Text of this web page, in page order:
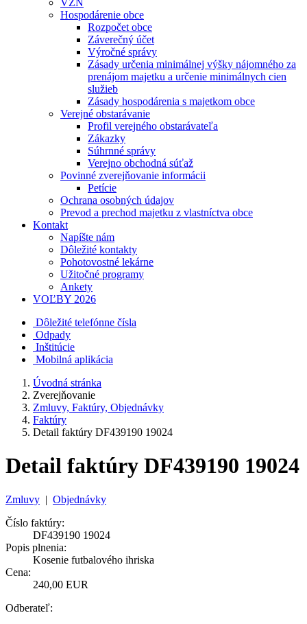
VZN
Hospodárenie obce
Rozpočet obce
Záverečný účet
Výročné správy
Zásady určenia minimálnej výšky nájomného za
prenájom majetku a určenie minimálnych cien
služieb
Zásady hospodárenia s majetkom obce
Verejné obstarávanie
Profil verejného obstarávateľa
Zákazky
Súhrnné správy
Verejno obchodná súťaž
Povinné zverejňovanie informácii
Petície
Ochrana osobných údajov
Prevod a prechod majetku z vlastníctva obce
Kontakt
Napíšte nám
Dôležité kontakty
Pohotovostné lekárne
Užitočné programy
Ankety
VOĽBY 2026
Dôležité telefónne čísla
Odpady
Inštitúcie
Mobilná aplikácia
Úvodná stránka
Zverejňovanie
Zmluvy, Faktúry, Objednávky
Faktúry
Detail faktúry DF439190 19024
Detail faktúry DF439190 19024
Zmluvy | Objednávky
Číslo faktúry:
DF439190 19024
Popis plnenia:
Kosenie futbalového ihriska
Cena:
240,00 EUR
Odberateľ: